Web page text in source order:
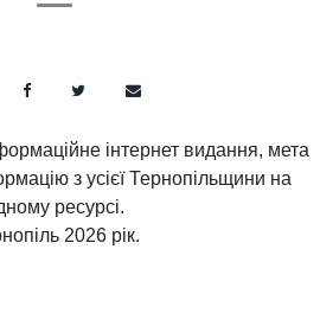
інтернет видання, мета
з усієї Тернопільщини на
ресурсі.
2026 рік.